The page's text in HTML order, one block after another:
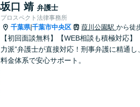
坂口 靖 弁護士
プロスペクト法律事務所
千葉県|千葉市中央区 葭川公園駅 から徒
【初回面談無料】【WEB相談も積極対応
力派”弁護士が直接対応！刑事弁護に精通
料金体系で安心サポート。